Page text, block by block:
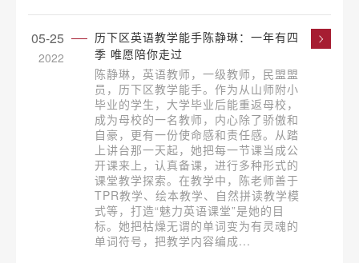
05-25
2022
历下区英语教学能手陈静琳：一年有四
季 唯愿陪你走过
陈静琳，英语教师，一级教师，民盟盟
员，历下区教学能手。作为从山师附小
毕业的学生，大学毕业后能重返母校，
成为母校的一名教师，内心除了骄傲和
自豪，更有一份使命感和责任感。从踏
上讲台那一天起，她把每一节课当成公
开课来上，认真备课，进行多种形式的
课堂教学探索。在教学中，陈老师善于
TPR教学、绘本教学、自然拼读教学模
式等，打造“魅力英语课堂”是她的目
标。她把枯燥无谓的单词变为有灵魂的
单词符号，把教学内容编成...